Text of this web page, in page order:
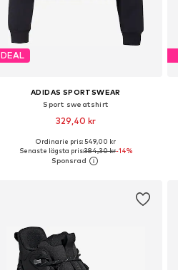
DEAL
ADIDAS SPORTSWEAR
Sport sweatshirt
329,40 kr
+5
Tillgänglig i många storlekar
Lägg till i varukorgen
Ordinarie pris: 549,00 kr
Senaste lägsta pris:384,30 kr-14%